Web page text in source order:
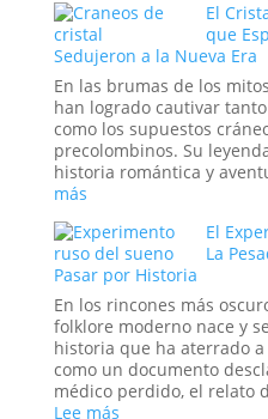
Will
Smith:
los
oscuros
orígenes
de
Hombres
de
Negro
El
que
Sedujeron a la Nueva Era
En las brumas de los
han logrado cautivar
como los supuestos
precolombinos. Su
historia romántica y
más:
Cristal
y
el
Engaño:
Los
Cráneos
que
Espantaron
a
El
La
Pasar por Historia
En los rincones más
folklore moderno nace y
historia que ha aterrado
como un documento
médico perdido, el relato
Lee más: